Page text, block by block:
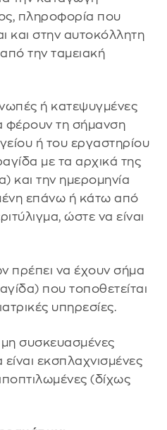
πληροφορία που
και στην αυτοκόλλητη
την ταμειακή
ή κατεψυγμένες
φέρουν τη σήμανση
ή του εργαστηρίου
με τα αρχικά της
και την ημερομηνία
επάνω ή κάτω από
ώστε να είναι
πρέπει να έχουν σήμα
που τοποθετείται
υπηρεσίες.
συσκευασμένες
εκσπλαχνισμένες
(δίχως